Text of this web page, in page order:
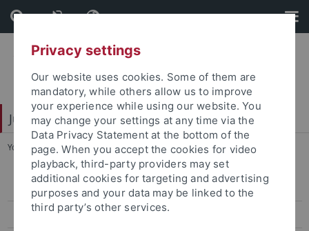
Skip
to
content
Skip
to
footer
Juristische Fakultät
You are here: Home ... Ansprechpersonen
Legum Magister (LL.M.)
Bewerbung
Privacy settings
Our website uses cookies. Some of them are
mandatory, while others allow us to improve
your experience while using our website. You
may change your settings at any time via the
Data Privacy Statement at the bottom of the
page. When you accept the cookies for video
playback, third-party providers may set
additional cookies for targeting and advertising
purposes and your data may be linked to the
third party’s other services.